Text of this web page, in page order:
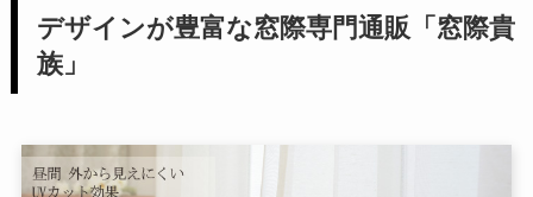
デザインが豊富な窓際専門通販「窓際貴
族」